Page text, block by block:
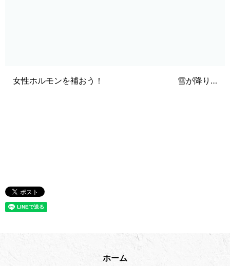
女性ホルモンを補おう！ 雪が降り…
ホーム